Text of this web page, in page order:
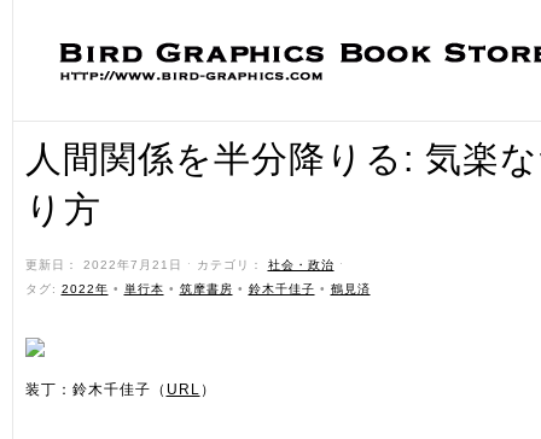
人間関係を半分降りる: 気楽
り方
更新日： 2022年7月21日 ˑ カテゴリ： 社会・政治 ˑ
タグ: 2022年 • 単行本 • 筑摩書房 • 鈴木千佳子 • 鶴見済
装丁：鈴木千佳子（ URL ）